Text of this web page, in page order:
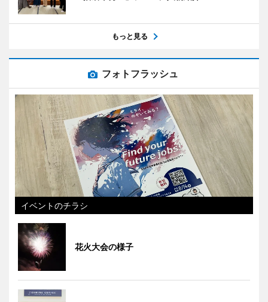
もっと見る
フォトフラッシュ
イベントのチラシ
花火大会の様子